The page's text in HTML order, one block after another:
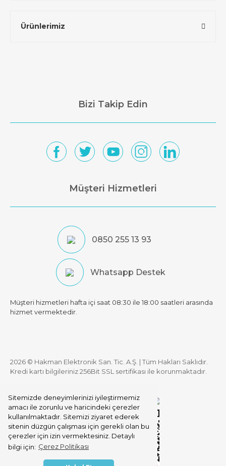
Sitemizde deneyimlerinizi iyileştirmemiz
amacı ile zorunlu ve haricindeki çerezler
kullanılmaktadır. Sitemizi ziyaret ederek
sitenin düzgün çalışması için gerekli olan bu
çerezler için izin vermektesiniz. Detaylı
bilgi için: Çerez Politikası
Ürünlerimiz
Bizi Takip Edin
Müşteri Hizmetleri
0850 255 13 93
Whatsapp Destek
Müşteri hizmetleri hafta içi saat 08:30 ile 18:00 saatleri arasında
hizmet vermektedir.
2026 © Hakman Elektronik San. Tic. A.Ş. | Tüm Hakları Saklıdır.
Kredi kartı bilgileriniz 256Bit SSL sertifikası ile korunmaktadır.